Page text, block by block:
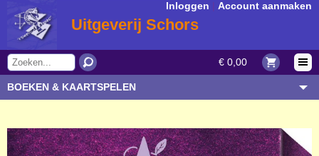
€ 0,00
Inloggen Account aanmaken
Uitgeverij Schors
BOEKEN & KAARTSPELEN
AUTEUR/SOORT